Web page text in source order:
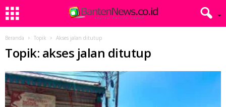
Beranda Topik Akses jalan ditutup
Topik: akses jalan ditutup